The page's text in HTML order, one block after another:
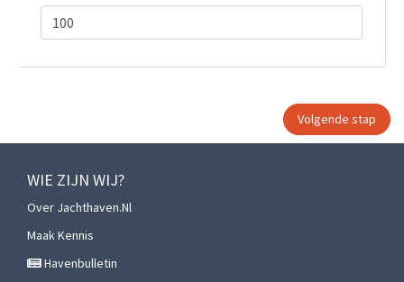
WIE ZIJN WIJ?
Over Jachthaven.nl
Maak Kennis
Havenbulletin